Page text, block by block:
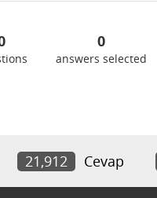
0
answers selected
21,912 Cevap